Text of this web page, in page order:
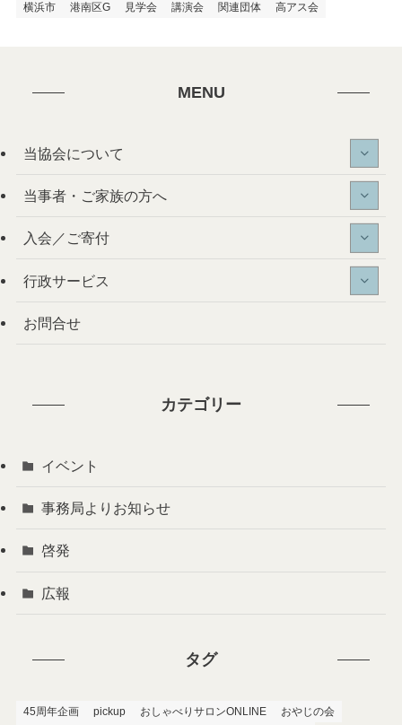
横浜市
港南区G 見学会 講演会 関連団体 高アス会
MENU
当協会について
当事者・ご家族の方へ
入会／ご寄付
行政サービス
お問合せ
カテゴリー
イベント
事務局よりお知らせ
啓発
広報
タグ
45周年企画 pickup おしゃべりサロンONLINE
おやじの会